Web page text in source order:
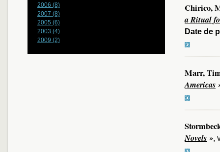
Chirico,
a Ritual
Date de
Marr,
Americas
Novels »,
2006 (8)
2007 (8)
2005 (6)
2003 (4)
2009 (2)